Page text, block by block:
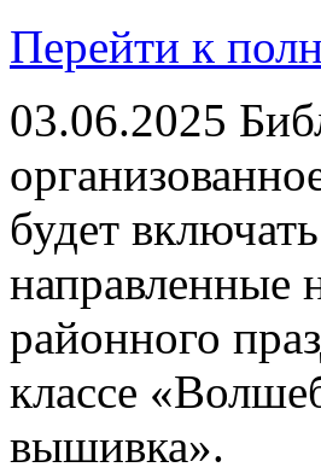
Перейти к
03.06.2025
будет
направленные
районного
классе
вышивка».